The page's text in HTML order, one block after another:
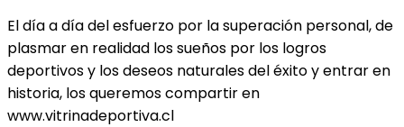
El día a día del esfuerzo por la superación personal, de
plasmar en realidad los sueños por los logros
deportivos y los deseos naturales del éxito y entrar en
historia, los queremos compartir en
www.vitrinadeportiva.cl